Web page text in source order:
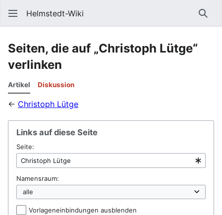
Helmstedt-Wiki
Seiten, die auf „Christoph Lütge“
verlinken
Artikel Diskussion
← Christoph Lütge
Links auf diese Seite
Seite:
Namensraum:
Vorlageneinbindungen ausblenden